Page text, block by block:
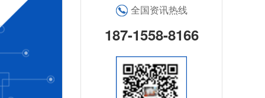
全国资讯热线
187-1558-8166